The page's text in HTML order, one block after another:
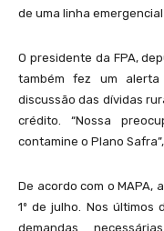
de uma linha
O presidente da FPA,
também fez um
discussão das dívidas
crédito. “Nossa
contamine o Plano
De acordo com o MAPA,
1º de julho. Nos últimos
demandas